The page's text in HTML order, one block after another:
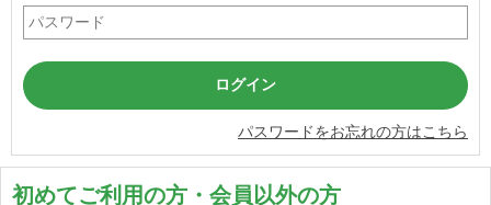
パスワードをお忘れの方はこちら
初めてご利用の方・会員以外の方